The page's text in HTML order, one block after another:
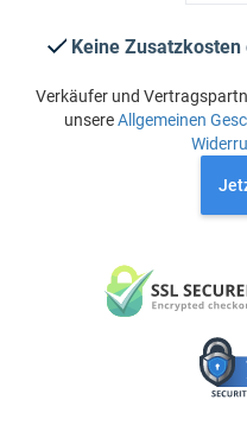
Keine
Verkäufer und
unsereAllgemeinen